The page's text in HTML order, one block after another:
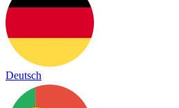
Deutsch